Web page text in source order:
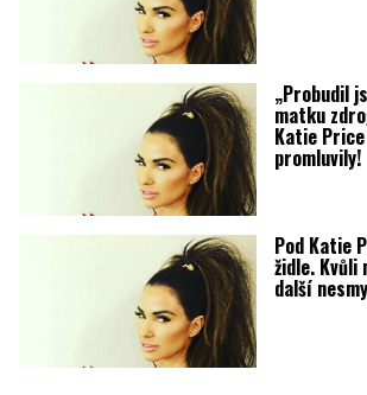
„Probudil
matku
Katie
promluvily!
Pod Katie
židle. Kvůli
další